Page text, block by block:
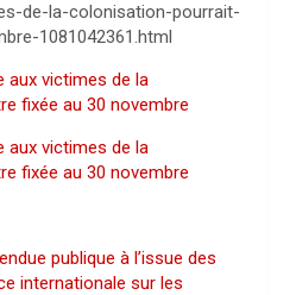
de-la-colonisation-pourrait-
1081042361.html
aux victimes de la
fixée au 30 novembre
aux victimes de la
fixée au 30 novembre
publique à l’issue des
internationale sur les